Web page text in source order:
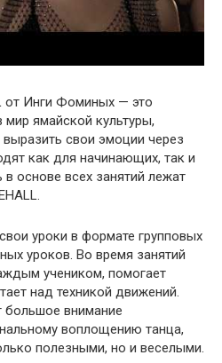
от Инги Фоминых — это
ямайской культуры,
свои эмоции через
как для начинающих, так и
основе всех занятий лежат
уроки в формате групповых
уроков. Во время занятий
учеником, помогает
над техникой движений.
большое внимание
воплощению танца,
полезными, но и веселыми.